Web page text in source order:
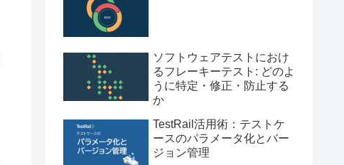
ソフトウェアテストにおけ
るフレーキーテスト: どのよ
うに特定・修正・防止する
か
TestRail活用術：テストケ
ースのパラメータ化とバー
ジョン管理